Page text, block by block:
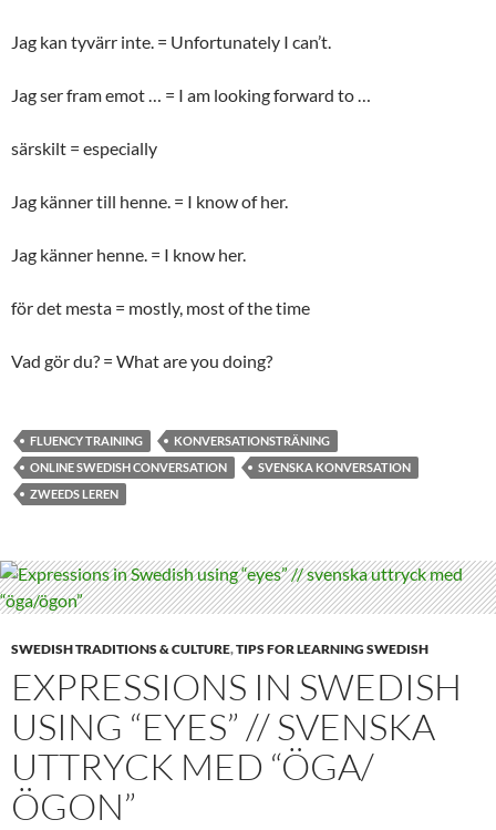
Jag kan tyvärr inte. = Unfortunately I can’t.
Jag ser fram emot … = I am looking forward to …
särskilt = especially
Jag känner till henne. = I know of her.
Jag känner henne. = I know her.
för det mesta = mostly, most of the time
Vad gör du? = What are you doing?
FLUENCY TRAINING
KONVERSATIONSTRÄNING
ONLINE SWEDISH CONVERSATION
SVENSKA KONVERSATION
ZWEEDS LEREN
SWEDISH TRADITIONS & CULTURE,TIPS FOR LEARNING SWEDISH
EXPRESSIONS IN SWEDISH
USING “EYES” // SVENSKA
UTTRYCK MED “ÖGA/
ÖGON”